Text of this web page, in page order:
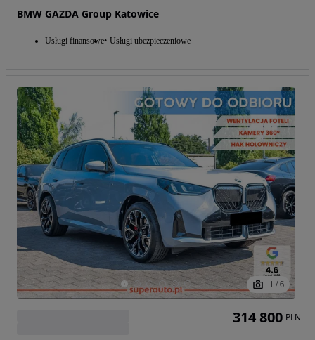
BMW GAZDA Group Katowice
Usługi finansowe Usługi ubezpieczeniowe
1 / 6
314 800 PLN